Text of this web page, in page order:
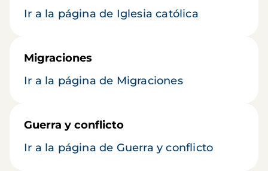
Ir a la página de Iglesia católica
Migraciones
Ir a la página de Migraciones
Guerra y conflicto
Ir a la página de Guerra y conflicto